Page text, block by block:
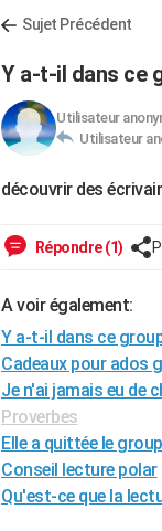
Sujet Précédent
Y a-t-il dans ce
Utilisateur
Utilisateur
découvrir des
Répondre (1)
A voir également:
Y a-t-il dans ce
Cadeaux pour ados
Je n'ai jamais eu de
Proverbes
Elle a quittée le
Conseil lecture polar
Qu'est-ce que la